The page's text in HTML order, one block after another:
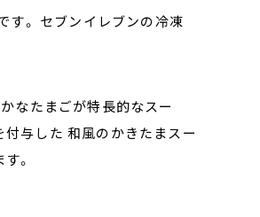
す。 セブンイレブンの冷凍
なたまごが特長的なスー
付与した 和風のかきたまスー
。